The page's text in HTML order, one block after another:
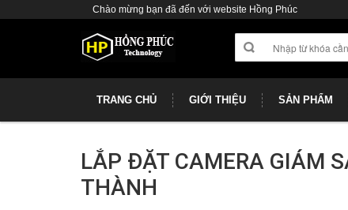
Chào mừng bạn đã đến với website Hồng Phúc
TRANG CHỦ GIỚI THIỆU SẢN PHẨM
LẮP ĐẶT CAMERA GIÁM
THÀNH